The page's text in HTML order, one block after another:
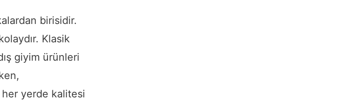
birisidir.
Klasik
giyim ürünleri
her yerde kalitesi